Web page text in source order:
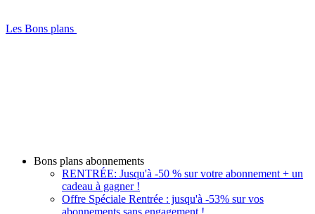
Les Bons plans
Bons plans abonnements
RENTRÉE: Jusqu'à -50 % sur votre abonnement + un
cadeau à gagner !
Offre Spéciale Rentrée : jusqu'à -53% sur vos
abonnements sans engagement !